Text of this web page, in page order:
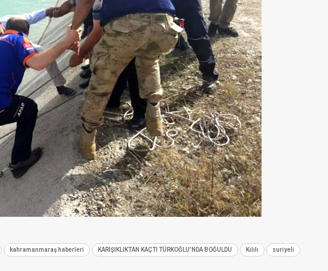
kahramanmaraş haberleri KARIŞIKLIKTAN KAÇTI TÜRKOĞLU'NDA BOĞULDU Kılılı suriyeli